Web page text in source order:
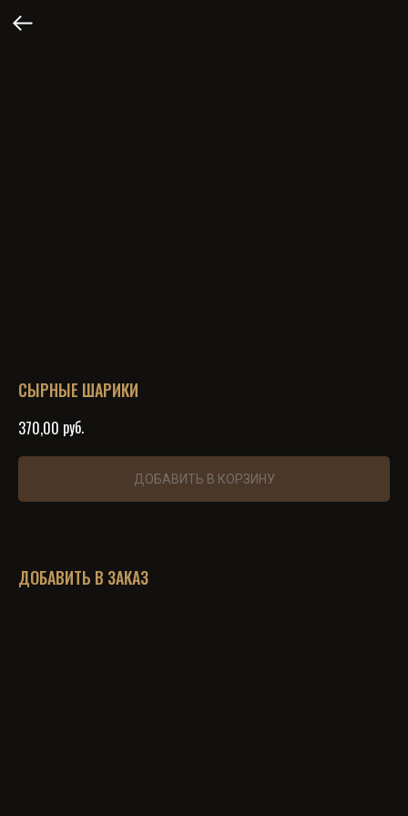
СЫРНЫЕ ШАРИКИ
370,00 руб.
ДОБАВИТЬ В КОРЗИНУ
ДОБАВИТЬ В ЗАКАЗ